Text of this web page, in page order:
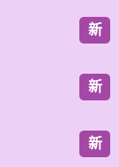
新
新
新